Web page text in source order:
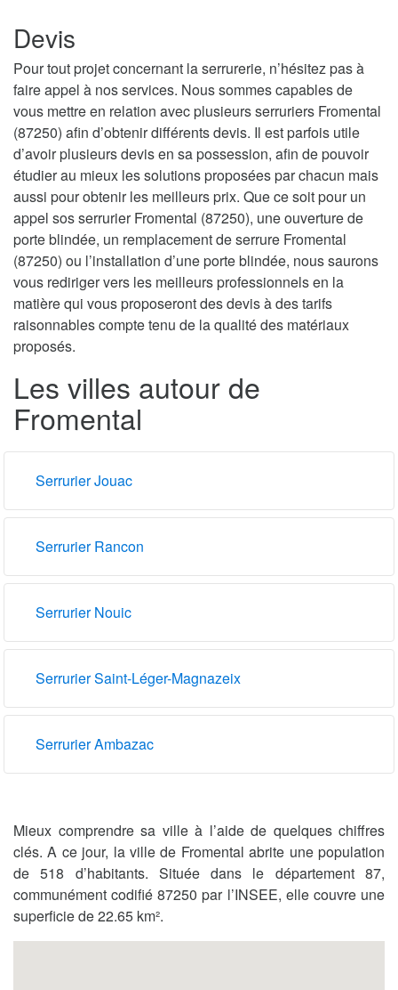
Devis
Pour tout projet concernant la serrurerie, n’hésitez pas à
faire appel à nos services. Nous sommes capables de
vous mettre en relation avec plusieurs serruriers Fromental
(87250) afin d’obtenir différents devis. Il est parfois utile
d’avoir plusieurs devis en sa possession, afin de pouvoir
étudier au mieux les solutions proposées par chacun mais
aussi pour obtenir les meilleurs prix. Que ce soit pour un
appel sos serrurier Fromental (87250), une ouverture de
porte blindée, un remplacement de serrure Fromental
(87250) ou l’installation d’une porte blindée, nous saurons
vous rediriger vers les meilleurs professionnels en la
matière qui vous proposeront des devis à des tarifs
raisonnables compte tenu de la qualité des matériaux
proposés.
Les villes autour de
Fromental
Serrurier Jouac
Serrurier Rancon
Serrurier Nouic
Serrurier Saint-Léger-Magnazeix
Serrurier Ambazac
Mieux comprendre sa ville à l’aide de quelques chiffres
clés. A ce jour, la ville de Fromental abrite une population
de 518 d’habitants. Située dans le département 87,
communément codifié 87250 par l’INSEE, elle couvre une
superficie de 22.65 km².